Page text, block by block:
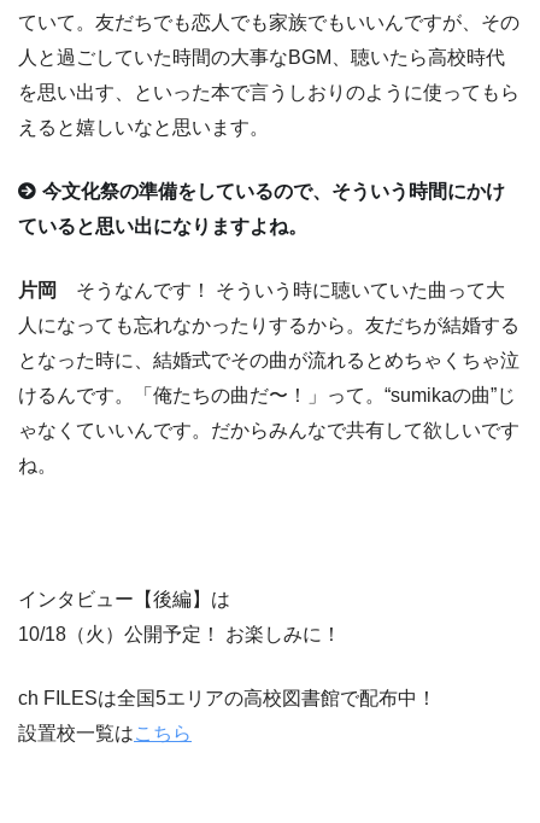
ていて。友だちでも恋人でも家族でもいいんですが、その
人と過ごしていた時間の大事なBGM、聴いたら高校時代
を思い出す、といった本で言うしおりのように使ってもら
えると嬉しいなと思います。
今文化祭の準備をしているので、そういう時間にかけ
ていると思い出になりますよね。
片岡
そうなんです！ そういう時に聴いていた曲って大
人になっても忘れなかったりするから。友だちが結婚する
となった時に、結婚式でその曲が流れるとめちゃくちゃ泣
けるんです。「俺たちの曲だ〜！」って。“sumikaの曲”じ
ゃなくていいんです。だからみんなで共有して欲しいです
ね。
インタビュー【後編】は
10/18（火）公開予定！ お楽しみに！
ch FILESは全国5エリアの高校図書館で配布中！
設置校一覧はこちら